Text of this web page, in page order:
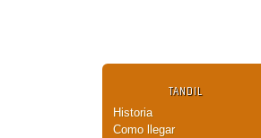
TANDIL
Historia
Como llegar